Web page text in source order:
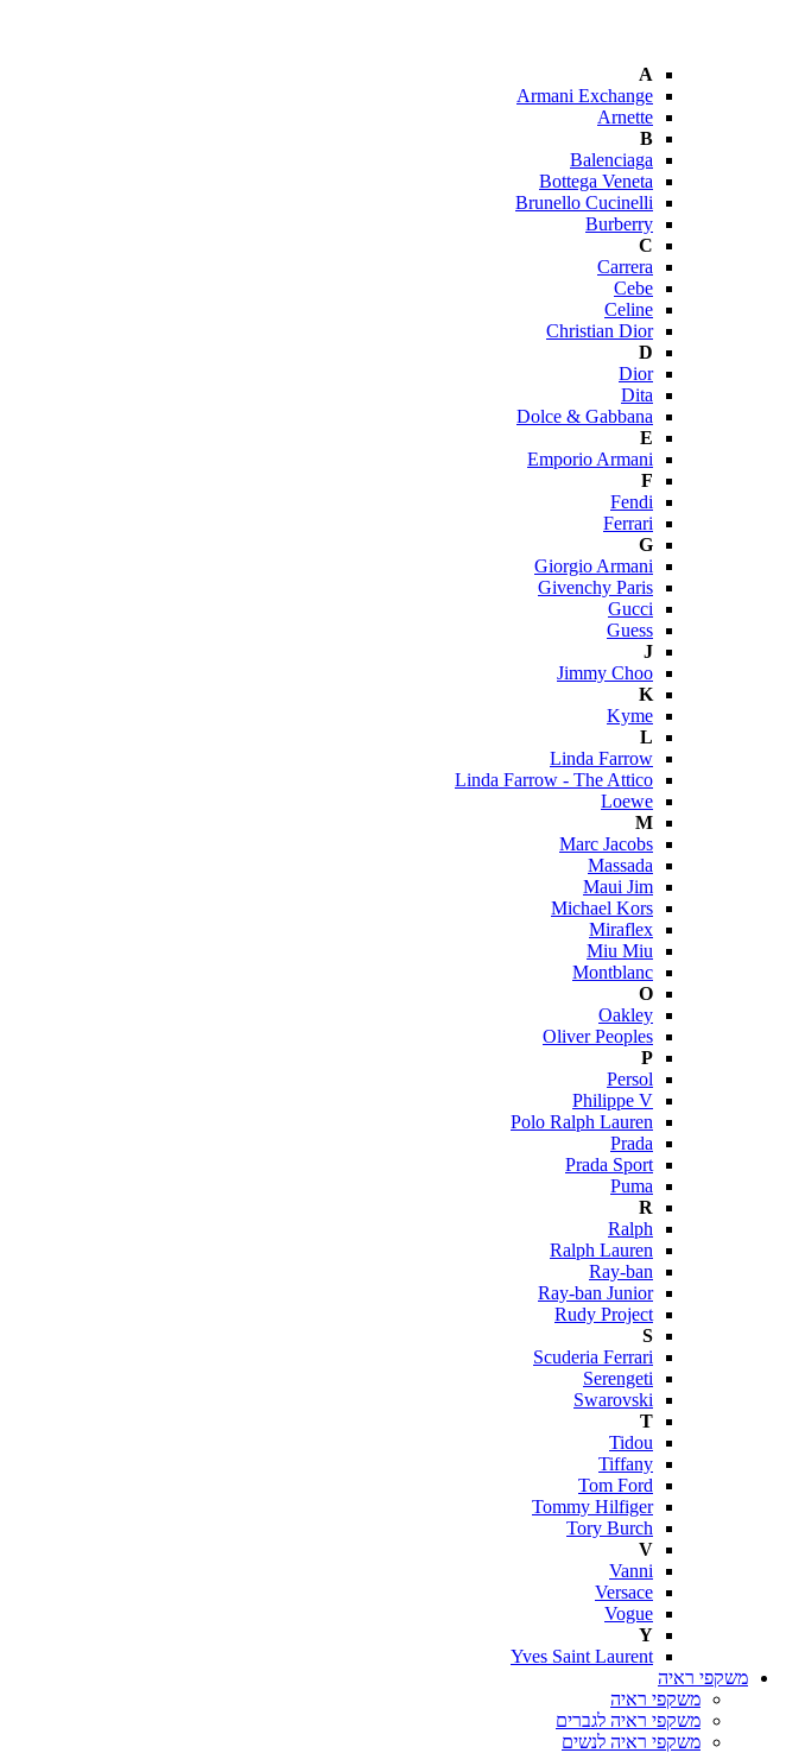
A
Armani Exchange
Arnette
B
Balenciaga
Bottega Veneta
Brunello Cucinelli
Burberry
C
Carrera
Cebe
Celine
Christian Dior
D
Dior
Dita
Dolce & Gabbana
E
Emporio Armani
F
Fendi
Ferrari
G
Giorgio Armani
Givenchy Paris
Gucci
Guess
J
Jimmy Choo
K
Kyme
L
Linda Farrow
Linda Farrow - The Attico
Loewe
M
Marc Jacobs
Massada
Maui Jim
Michael Kors
Miraflex
Miu Miu
Montblanc
O
Oakley
Oliver Peoples
P
Persol
Philippe V
Polo Ralph Lauren
Prada
Prada Sport
Puma
R
Ralph
Ralph Lauren
Ray-ban
Ray-ban Junior
Rudy Project
S
Scuderia Ferrari
Serengeti
Swarovski
T
Tidou
Tiffany
Tom Ford
Tommy Hilfiger
Tory Burch
V
Vanni
Versace
Vogue
Y
Yves Saint Laurent
משקפי ראיה
משקפי ראיה
משקפי ראיה לגברים
משקפי ראיה לנשים